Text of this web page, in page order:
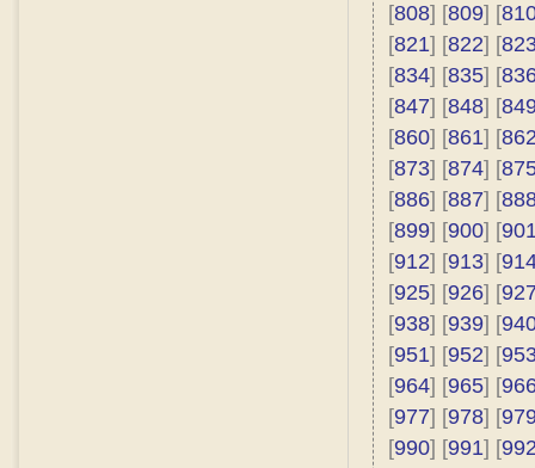
[808] [809] [
[821] [822] [
[834] [835] [
[847] [848] [
[860] [861] [
[873] [874] [
[886] [887] [
[899] [900] [
[912] [913] [
[925] [926] [
[938] [939] [
[951] [952] [
[964] [965] [
[977] [978] [
[990] [991] [